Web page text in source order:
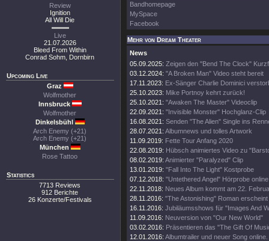
Review
Ignition
All Will Die
Live
21.07.2026
Bleed From Within
Conrad Sohm, Dornbirn
Upcoming Live
Graz
Wolfmother
Innsbruck
Wolfmother
Dinkelsbühl
Arch Enemy (+21)
Arch Enemy (+21)
München
Rose Tattoo
Statistics
7713 Reviews
912 Berichte
26 Konzerte/Festivals
Bandhomepage
MySpace
Facebook
Mehr von Dream Theater
News
05.09.2025: Zeigen den "Bend The Clock"
03.12.2024: "A Broken Man" Video steht bereit
17.11.2023: Ex-Sänger Charlie Dominici
25.10.2023: Mike Portnoy kehrt zurück!
25.10.2021: "Awaken The Master" Videoclip
22.09.2021: "Invisible Monster" Hochglanz-Clip
16.08.2021: Senden "The Alien" Single ins
28.07.2021: Albumnews und tolles Artwork
11.09.2019: Fette Tour Anfang 2020
22.08.2019: Hübsch animiertes Video zu
08.02.2019: Animierter "Paralyzed" Clip
13.01.2019: "Fall Into The Light" Kostprobe
07.12.2018: "Untethered Angel" Hörprobe online
22.11.2018: Neues Album kommt am 22.
28.11.2016: "The Astonishing" Roman erscheint
16.11.2016: Jubiläumsshows für "Images And
11.09.2016: Neuversion von "Our New World"
03.02.2016: Präsentieren das "The Gift Of
12.01.2016: Albumtrailer und neuer Song online.